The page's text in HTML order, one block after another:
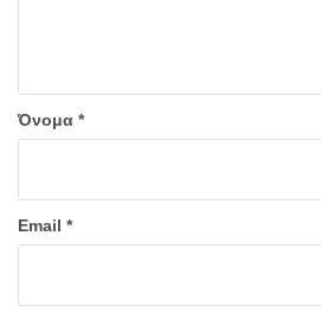
Όνομα *
Email *